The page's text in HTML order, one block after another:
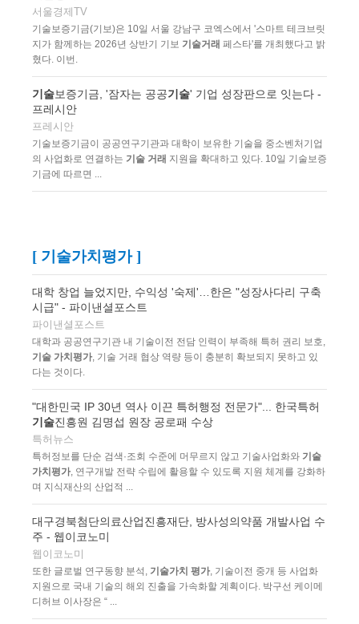
서울경제TV
기술보증기금(기보)은 10일 서울 강남구 코엑스에서 '스마트 테크브릿
지가 함께하는 2026년 상반기 기보 기술거래 페스타'를 개최했다고 밝
혔다. 이번.
기술보증기금, '잠자는 공공기술' 기업 성장판으로 잇는다 -
프레시안
프레시안
기술보증기금이 공공연구기관과 대학이 보유한 기술을 중소벤처기업
의 사업화로 연결하는 기술 거래 지원을 확대하고 있다. 10일 기술보증
기금에 따르면 ...
[ 기술가치평가 ]
대학 창업 늘었지만, 수익성 '숙제'…한은 "성장사다리 구축
시급" - 파이낸셜포스트
파이낸셜포스트
대학과 공공연구기관 내 기술이전 전담 인력이 부족해 특허 권리 보호,
기술 가치평가, 기술 거래 협상 역량 등이 충분히 확보되지 못하고 있
다는 것이다.
"대한민국 IP 30년 역사 이끈 특허행정 전문가"... 한국특허
기술진흥원 김명섭 원장 공로패 수상
특허뉴스
특허정보를 단순 검색·조회 수준에 머무르지 않고 기술사업화와 기술
가치평가, 연구개발 전략 수립에 활용할 수 있도록 지원 체계를 강화하
며 지식재산의 산업적 ...
대구경북첨단의료산업진흥재단, 방사성의약품 개발사업 수
주 - 웹이코노미
웹이코노미
또한 글로벌 연구동향 분석, 기술가치 평가, 기술이전 중개 등 사업화
지원으로 국내 기술의 해외 진출을 가속화할 계획이다. 박구선 케이메
디허브 이사장은 “ ...